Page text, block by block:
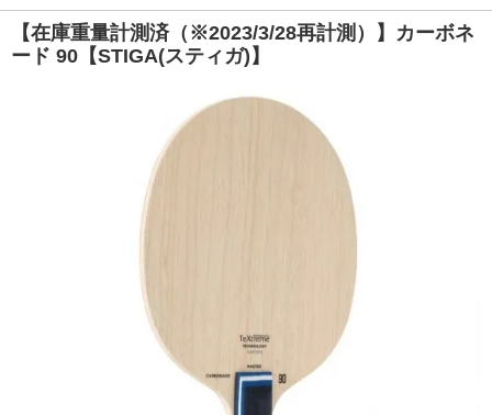
【在庫重量計測済（※2023/3/28再計測）】カーボネ
ード 90【STIGA(スティガ)】